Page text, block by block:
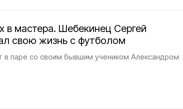
в мастера. Шебекинец Сергей
свою жизнь с футболом
в паре со своим бывшим учеником Александром